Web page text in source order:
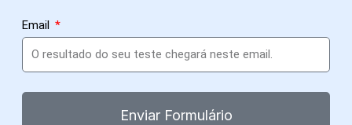
Email
Enviar Formulário